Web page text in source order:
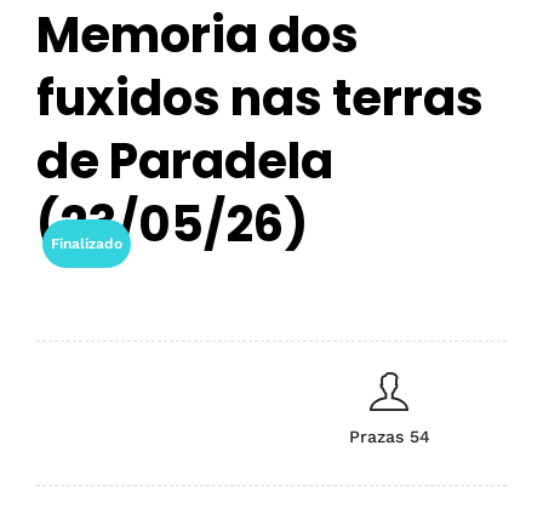
Memoria dos
fuxidos nas terras
de Paradela
(23/05/26)
Finalizado
Prazas 54